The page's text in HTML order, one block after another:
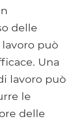
delle
può
Una
lavoro può
le
delle